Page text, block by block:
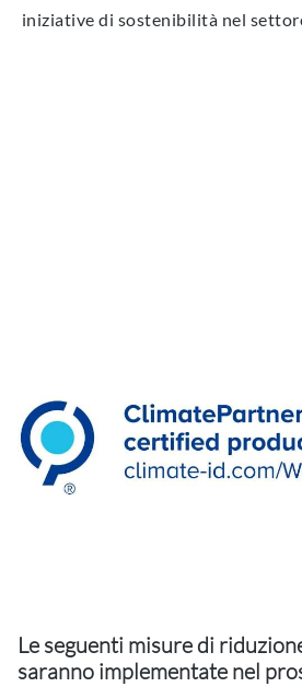
iniziative di sostenibilità nel
Le seguenti misure di
saranno implementate nel